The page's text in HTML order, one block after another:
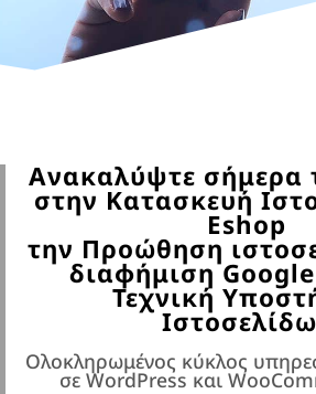
Ανακαλύψτε σήμερα
στην Κατασκευή
Eshop
την Προώθηση
διαφήμιση
Τεχνική
Ολοκληρωμένος κύκλος
σε WordPress και